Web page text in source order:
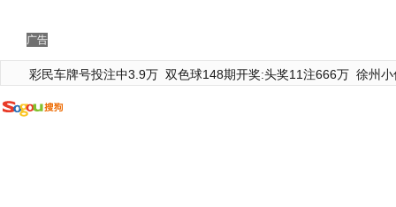
广告
彩民车牌号投注中3.9万 双色球148期开奖:头奖11注666万 徐州